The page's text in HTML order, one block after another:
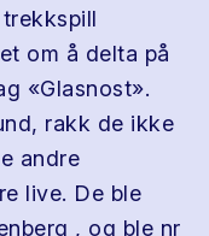
om å delta på
«Glasnost».
rakk de ikke
andre
live. De ble
, og ble nr